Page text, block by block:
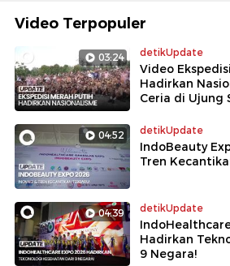
Video Terpopuler
03:24 detikUpdate
Video
Hadirkan
Ceria di Ujung
04:52 detikUpdate
IndoBeauty
Tren
04:39 detikUpdate
Hadirkan
9 Negara!